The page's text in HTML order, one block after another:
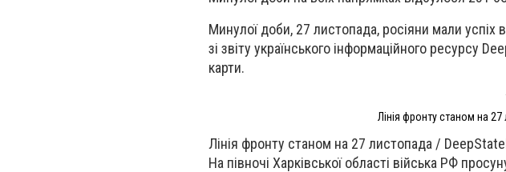
Минулої доби, 27 листопада, росіяни мали успіх
зі звіту українського інформаційного ресурсу
карти.
Лінія фронту станом на
Лінія фронту станом на 27 листопада /
На півночі Харківської області війська РФ